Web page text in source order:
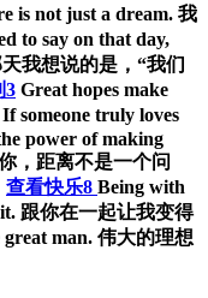
is not just a dream. 我
to say on that day,
我想说的是，“我们
3 Great hopes make
someone truly loves
power of making
，距离不是一个问
查看快乐8 Being with
跟你在一起让我变得
man. 伟大的理想